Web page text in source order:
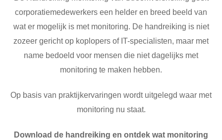
corporatiemedewerkers een helder en breed beeld van
wat er mogelijk is met monitoring. De handreiking is niet
zozeer gericht op koplopers of IT-specialisten, maar met
name bedoeld voor mensen die niet dagelijks met
monitoring te maken hebben.
Op basis van praktijkervaringen wordt uitgelegd waar met
monitoring nu staat.
Download de handreiking en ontdek wat monitoring